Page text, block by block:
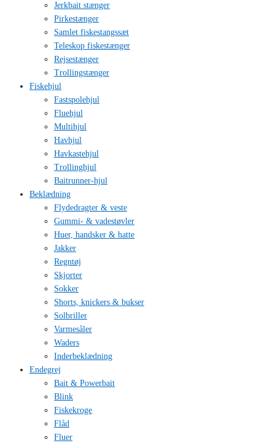
Jerkbait stænger
Pirkestænger
Samlet fiskestangssæt
Teleskop fiskestænger
Rejsestænger
Trollingstænger
Fiskehjul
Fastspolehjul
Fluehjul
Multihjul
Havhjul
Havkastehjul
Trollinghjul
Baitrunner-hjul
Beklædning
Flydedragter & veste
Gummi- & vadestøvler
Huer, handsker & hatte
Jakker
Regntøj
Skjorter
Sokker
Shorts, knickers & bukser
Solbriller
Varmesåler
Waders
Inderbeklædning
Endegrej
Bait & Powerbait
Blink
Fiskekroge
Flåd
Fluer